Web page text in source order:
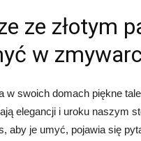
ze złotym
w
w swoich domach piękne
elegancji i uroku naszym
aby je umyć, pojawia się